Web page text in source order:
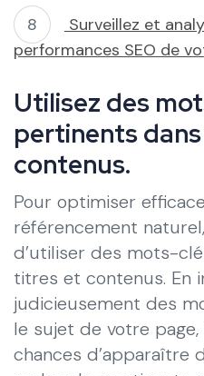
Surveillez et
performances SEO de
Utilisez des
pertinents
contenus.
Pour optimiser
référencement
d’utiliser des mots-
titres et contenus. En
judicieusement des
le sujet de votre
chances d’apparaître